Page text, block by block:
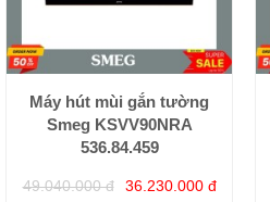
Máy hút mùi gắn tường
Smeg KSVV90NRA
536.84.459
49.040.000 đ 36.230.000 đ